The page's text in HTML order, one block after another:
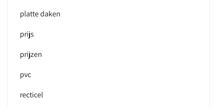
platte daken
prijs
prijzen
pvc
recticel